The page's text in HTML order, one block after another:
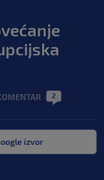
2
izvor